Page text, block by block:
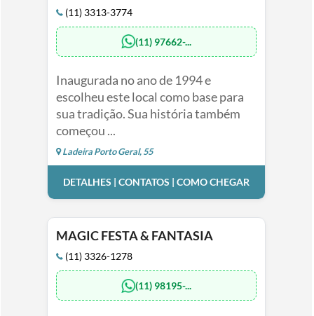
(11) 3313-3774
(11) 97662-...
Inaugurada no ano de 1994 e
escolheu este local como base para
sua tradição. Sua história também
começou ...
Ladeira Porto Geral, 55
DETALHES | CONTATOS | COMO CHEGAR
MAGIC FESTA & FANTASIA
(11) 3326-1278
(11) 98195-...